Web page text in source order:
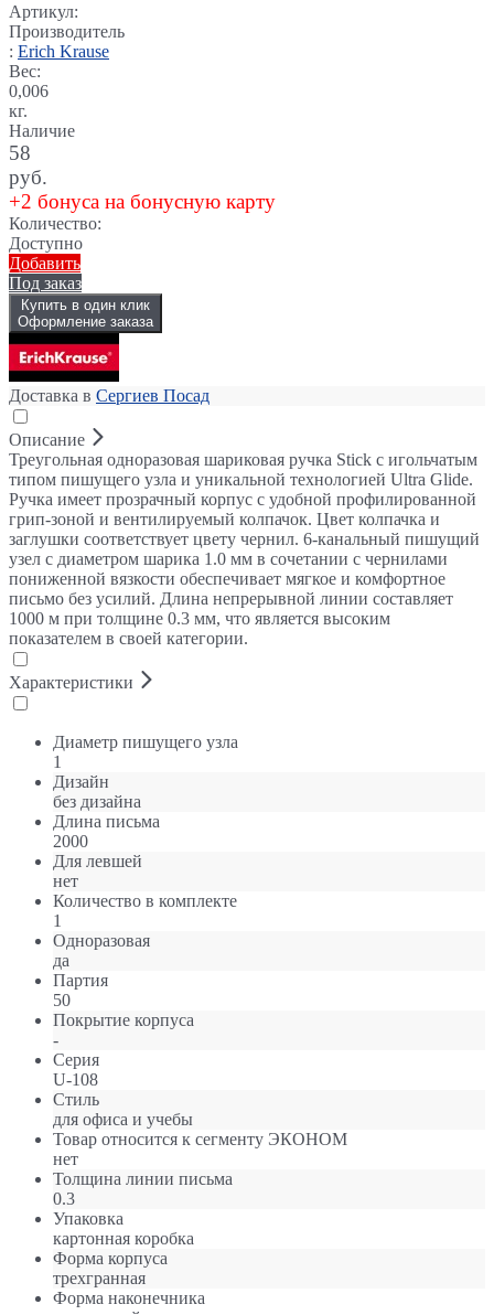
Артикул:
Производитель
: Erich Krause
Вес:
0,006
кг.
Наличие
58
руб.
+2 бонуса на бонусную карту
Количество:
Доступно
Добавить
Под заказ
Купить в один клик
Оформление заказа
Доставка в Сергиев Посад
Описание
Треугольная одноразовая шариковая ручка Stick с игольчатым
типом пишущего узла и уникальной технологией Ultra Glide.
Ручка имеет прозрачный корпус с удобной профилированной
грип-зоной и вентилируемый колпачок. Цвет колпачка и
заглушки соответствует цвету чернил. 6-канальный пишущий
узел с диаметром шарика 1.0 мм в сочетании с чернилами
пониженной вязкости обеспечивает мягкое и комфортное
письмо без усилий. Длина непрерывной линии составляет
1000 м при толщине 0.3 мм, что является высоким
показателем в своей категории.
Характеристики
Диаметр пишущего узла
1
Дизайн
без дизайна
Длина письма
2000
Для левшей
нет
Количество в комплекте
1
Одноразовая
да
Партия
50
Покрытие корпуса
-
Серия
U-108
Стиль
для офиса и учебы
Товар относится к сегменту ЭКОНОМ
нет
Толщина линии письма
0.3
Упаковка
картонная коробка
Форма корпуса
трехгранная
Форма наконечника